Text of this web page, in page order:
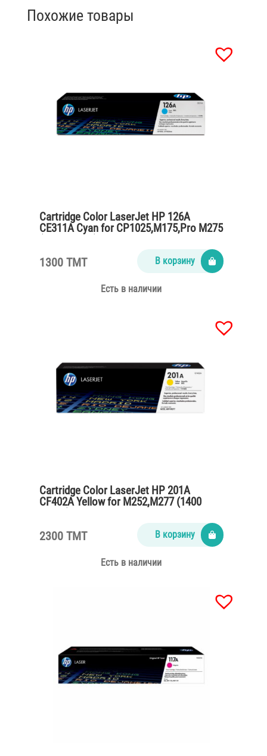
Похожие товары
Cartridge Color LaserJet HP 126A
CE311A Cyan for CP1025,M175,Pro M275
1300 TMT В корзину
Есть в наличии
Cartridge Color LaserJet HP 201A
CF402A Yellow for M252,M277 (1400
2300 TMT В корзину
Есть в наличии